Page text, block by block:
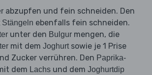
abzupfen und fein schneiden. Den
Stängeln ebenfalls fein schneiden.
unter den Bulgur mengen, die
mit dem Joghurtsowie je 1 Prise
Zucker verrühren. Den Paprika-
dem Lachs und dem Joghurtdip